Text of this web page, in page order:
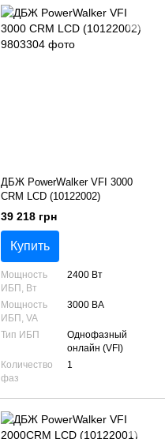
ДБЖ PowerWalker VFI 3000
CRM LCD (10122002)
39 218 грн
Купить
Мощность
ИБП, Вт
2400 Вт
Мощность
ИБП, VA
3000 ВА
Тип ИБП
Однофазный
онлайн (VFI)
Количество
фаз
1